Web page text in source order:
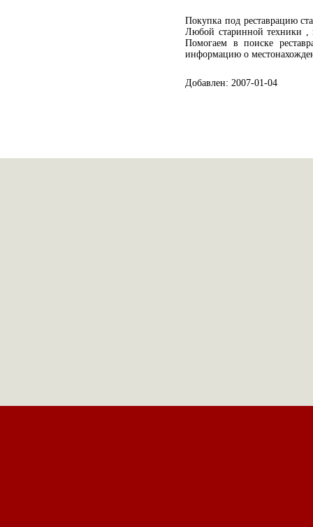
Покупка под реставрацию
Любой старинной техники ,
Помогаем в поиске
информацию о
Добавлен: 2007-01-04